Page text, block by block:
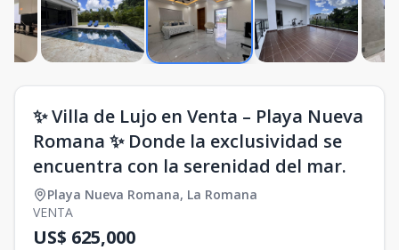
✨ Villa de Lujo en Venta – Playa Nueva
Romana ✨ Donde la exclusividad se
encuentra con la serenidad del mar.
Playa Nueva Romana, La Romana
VENTA
US$ 625,000